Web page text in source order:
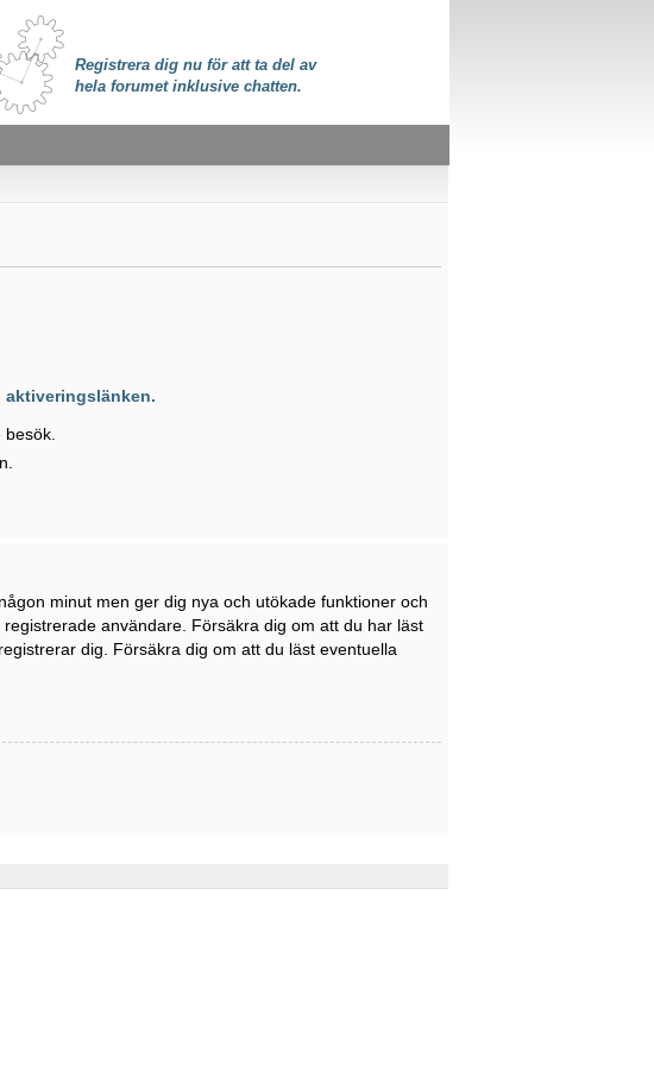
Registrera dig nu för att ta del av
hela forumet inklusive chatten.
aktiveringslänken.
besök.
minut men ger dig nya och utökade funktioner och
användare. Försäkra dig om att du har läst
dig. Försäkra dig om att du läst eventuella